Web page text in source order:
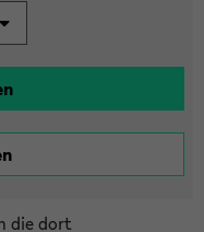
die dort